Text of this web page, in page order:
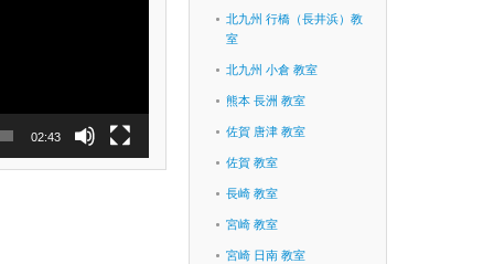
02:43
北九州 行橋（長井浜）教
室
北九州 小倉 教室
熊本 長洲 教室
佐賀 唐津 教室
佐賀 教室
長崎 教室
宮崎 教室
宮崎 日南 教室